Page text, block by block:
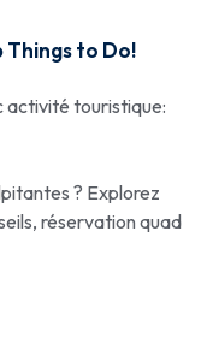
Things to Do!
activité touristique:
? Explorez
réservation quad